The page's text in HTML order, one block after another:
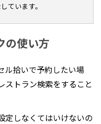
ています。
の使い方
ル拾いで予約したい場
ストラン検索をすること
定しなくてはいけないの